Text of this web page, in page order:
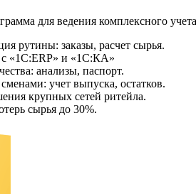
для ведения комплексного
рутины: заказы, расчет сырья.
с «1С:ERP» и «1С:КА»
анализы, паспорт.
учет выпуска, остатков.
крупных сетей ритейла.
сырья до 30%.